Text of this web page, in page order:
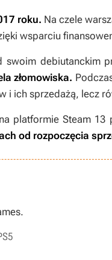
roku. Na czele
wsparciu
swoim debiutanckim
złomowiska.
i ich sprzedażą, lecz
platformie Steam 13
od rozpoczęcia